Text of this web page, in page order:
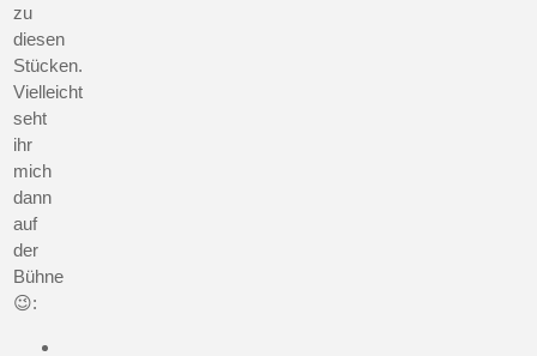
zu
diesen
Stücken.
Vielleicht
seht
ihr
mich
dann
auf
der
Bühne
😉: